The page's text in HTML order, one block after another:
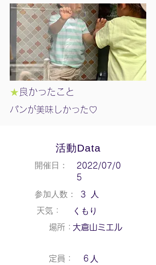
★ 良かったこと
パンが美味しかった♡
活動Data
開催日：
2022/07/0
5
参加人数： 3 人
天気： くもり
場所：大倉山ミエル
定員： 6 人